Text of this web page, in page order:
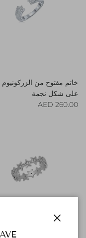
خاتم مفتوح من الزركونيوم
على شكل نجمة
Regular price
260.00 AED